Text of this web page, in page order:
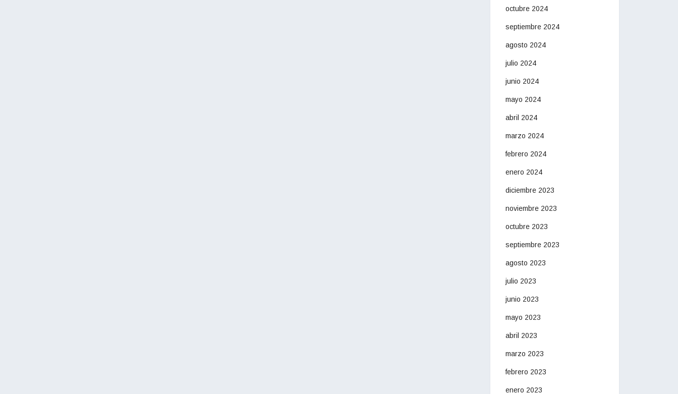
octubre 2024
septiembre 2024
agosto 2024
julio 2024
junio 2024
mayo 2024
abril 2024
marzo 2024
febrero 2024
enero 2024
diciembre 2023
noviembre 2023
octubre 2023
septiembre 2023
agosto 2023
julio 2023
junio 2023
mayo 2023
abril 2023
marzo 2023
febrero 2023
enero 2023